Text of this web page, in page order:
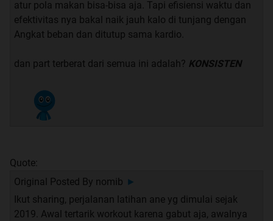
atur pola makan bisa-bisa aja. Tapi efisiensi waktu dan
efektivitas nya bakal naik jauh kalo di tunjang dengan
Angkat beban dan ditutup sama kardio.
dan part terberat dari semua ini adalah? KONSISTEN
Quote:
Original Posted By nomib ►
Ikut sharing, perjalanan latihan ane yg dimulai sejak
2019. Awal tertarik workout karena gabut aja, awalnya